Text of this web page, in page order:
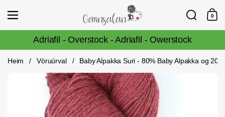
Vörulisti
Leita
0
Adriafil - Overstock - Adriafil - Owerstock
Heim / Vöruúrval / Baby Alpakka Suri - 80% Baby Alpakka og